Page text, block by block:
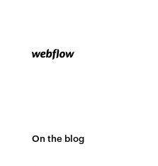
On the blog